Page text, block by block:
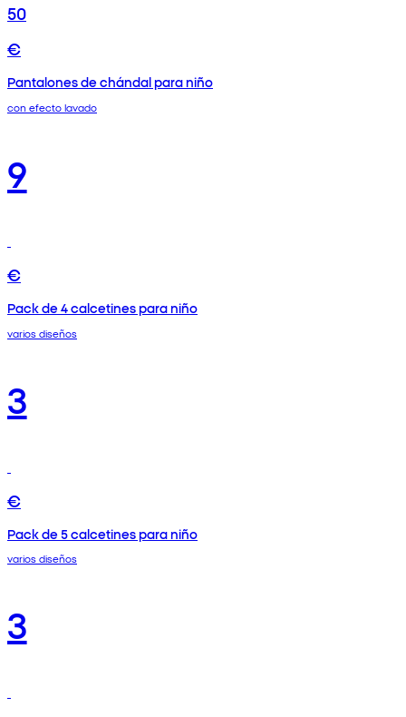
50
€
Pantalones de chándal para niño
con efecto lavado
9
€
Pack de 4 calcetines para niño
varios diseños
3
€
Pack de 5 calcetines para niño
varios diseños
3